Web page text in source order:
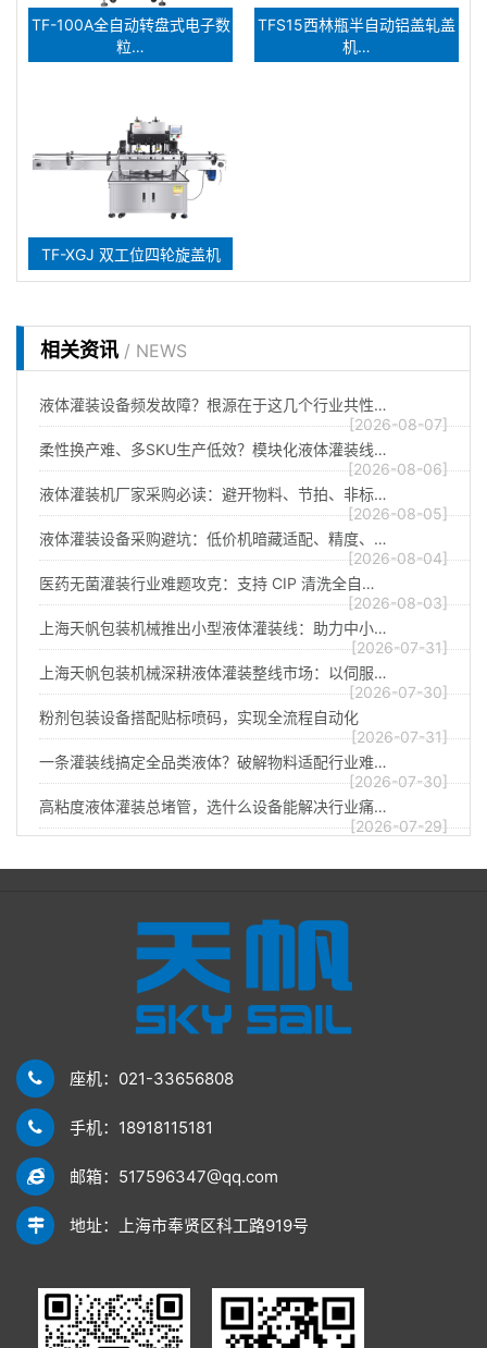
TF-100A全自动转盘式电子数
粒…
TFS15西林瓶半自动铝盖轧盖
机…
TF-XGJ 双工位四轮旋盖机
相关资讯 / NEWS
液体灌装设备频发故障？根源在于这几个行业共性…
[2026-08-07]
柔性换产难、多SKU生产低效？模块化液体灌装线…
[2026-08-06]
液体灌装机厂家采购必读：避开物料、节拍、非标…
[2026-08-05]
液体灌装设备采购避坑：低价机暗藏适配、精度、…
[2026-08-04]
医药无菌灌装行业难题攻克：支持 CIP 清洗全自…
[2026-08-03]
上海天帆包装机械推出小型液体灌装线：助力中小…
[2026-07-31]
上海天帆包装机械深耕液体灌装整线市场：以伺服…
[2026-07-30]
粉剂包装设备搭配贴标喷码，实现全流程自动化
[2026-07-31]
一条灌装线搞定全品类液体？破解物料适配行业难…
[2026-07-30]
高粘度液体灌装总堵管，选什么设备能解决行业痛…
[2026-07-29]
座机：021-33656808
手机：18918115181
邮箱：517596347@qq.com
地址：上海市奉贤区科工路919号